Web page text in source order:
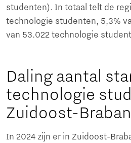
studenten). In totaal telt de
technologie studenten, 5,3%
van 53.022 technologie
Daling aantal
technologie
Zuidoost-
In 2024 zijn er in Zuidoost-